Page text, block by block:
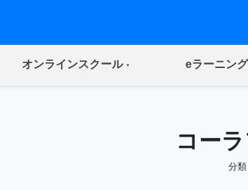
オンラインスクール(current) eラーニング
コー
分類